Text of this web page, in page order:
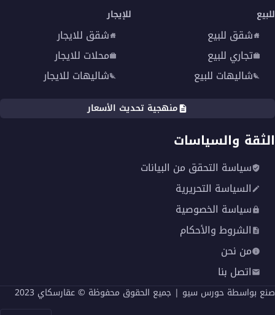
للبيع
شقق للبيع
تجاري للبيع
شاليهات للبيع
للإيجار
شقق للايجار
محلات للايجار
شاليهات للايجار
منهجية تحديث الأسعار
الثقة والسياسات
سياسة التحقق من البيانات
السياسة التحريرية
سياسة الخصوصية
الشروط والأحكام
من نحن
اتصل بنا
صنع بواسطة حورس سيو | جميع الحقوق محفوظة © عقارسكاي 2023